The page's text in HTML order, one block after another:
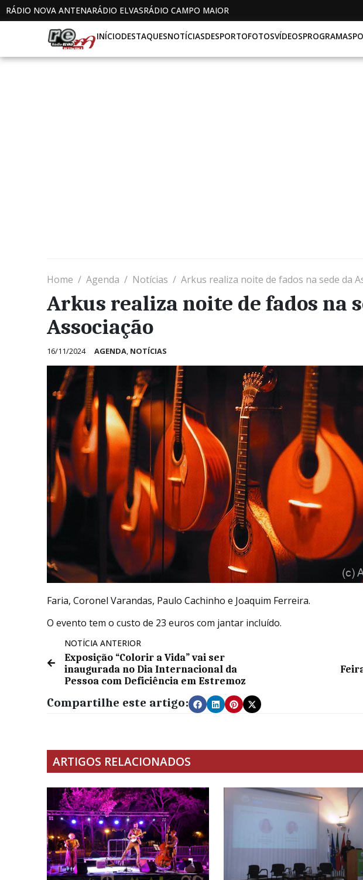
RÁDIO NOVA ANTENARÁDIO ELVASRÁDIO CAMPO MAIOR
INÍCIODESTAQUESNOTÍCIASDESPORTOFOTOSVÍDEOSPROGRAMAS
Home Agenda Notícias Arkus realiza noite de fados na sede da
Arkus realiza noite de fados na
Associação
16/11/2024 AGENDA, NOTÍCIAS
Faria, Coronel Varandas, Paulo Cachinho e Joaquim Ferreira.
O evento tem o custo de 23 euros com jantar incluído.
NOTÍCIA ANTERIOR
Exposição “Colorir a Vida” vai ser
inaugurada no Dia Internacional da
Pessoa com Deficiência em Estremoz
Compartilhe este artigo:
ARTIGOS RELACIONADOS